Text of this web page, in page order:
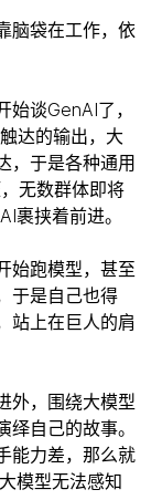
脑袋在工作，依
谈GenAI了，
达的输出，大
，于是各种通用
无数群体即将
裹挟着前进。
始跑模型，甚至
于是自己也得
站上在巨人的肩
外，围绕大模型
自己的故事。
能力差，那么就
模型无法感知